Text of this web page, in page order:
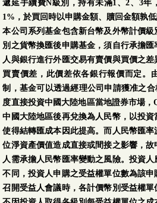
遞延手續費N級別，持有未滿1、2、3年
1%，於買回時以申購金額、贖回金額孰低
本公司系列基金包含新台幣及外幣計價
別之貨幣換匯後申購基金，須自行承擔
人與銀行進行外匯交易有賣價與買價之
買賣價差，此價差依各銀行報價而定。
制，基金可以透過經理公司申請獲准之
度直接投資中國大陸地區當地證券市場
中國大陸地區後再兌換為人民幣，以投資
使得結轉匯成本因此提高。而人民幣匯
位淨資產價值造成直接或間接之影響，
人需承擔人民幣匯率變動之風險。投資
不同，投資人申購之受益權單位數為該
召開受益人會議時，各計價幣別受益權單